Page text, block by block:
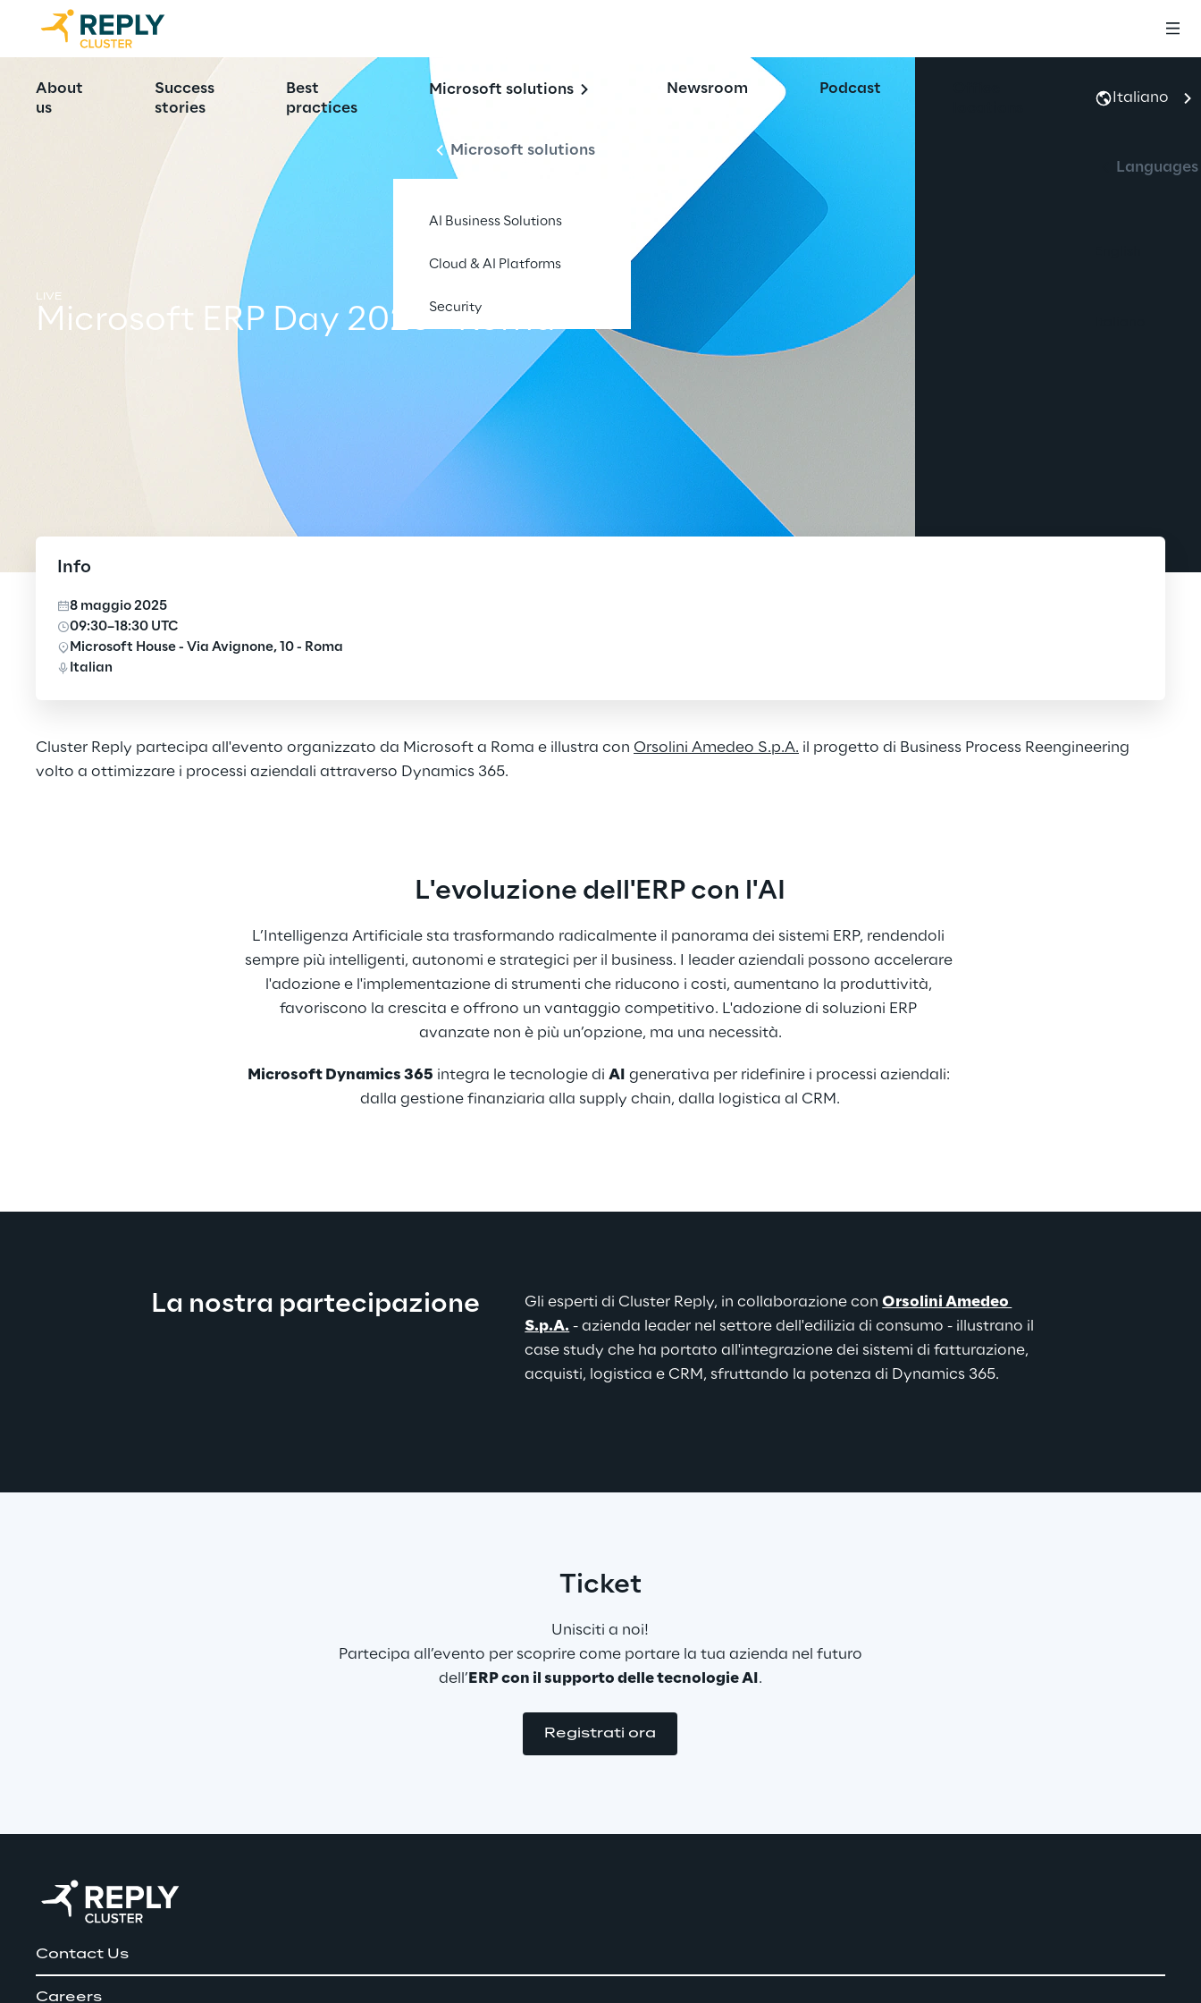
About
us
Success
stories
Best
practices
Microsoft solutions
Microsoft solutions
AI Business Solutions
Cloud & AI Platforms
Security
Newsroom Podcast
Italiano
Languages
LIVE
Microsoft ERP Day 2025 - Roma
Cluster Reply partecipa all'evento organizzato da Microsoft a Roma e illustra con Orsolini Amedeo S.p.A. il progetto di Business Process Reengineering
volto a ottimizzare i processi aziendali attraverso Dynamics 365.
Info
8 maggio 2025
09:30–18:30 UTC
Microsoft House - Via Avignone, 10 - Roma
Italian
L'evoluzione dell'ERP con l'AI
L’Intelligenza Artificiale sta trasformando radicalmente il panorama dei sistemi ERP, rendendoli
sempre più intelligenti, autonomi e strategici per il business. I leader aziendali possono accelerare
l'adozione e l'implementazione di strumenti che riducono i costi, aumentano la produttività,
favoriscono la crescita e offrono un vantaggio competitivo. L'adozione di soluzioni ERP
avanzate non è più un’opzione, ma una necessità.
Microsoft Dynamics 365 integra le tecnologie di AI generativa per ridefinire i processi aziendali:
dalla gestione finanziaria alla supply chain, dalla logistica al CRM.
La nostra partecipazione Gli esperti di Cluster Reply, in collaborazione con Orsolini Amedeo
S.p.A. - azienda leader nel settore dell'edilizia di consumo - illustrano il
case study che ha portato all'integrazione dei sistemi di fatturazione,
acquisti, logistica e CRM, sfruttando la potenza di Dynamics 365.
Ticket
Unisciti a noi!
Partecipa all’evento per scoprire come portare la tua azienda nel futuro
dell’ ERP con il supporto delle tecnologie AI .
Registrati ora
Contact Us
Careers